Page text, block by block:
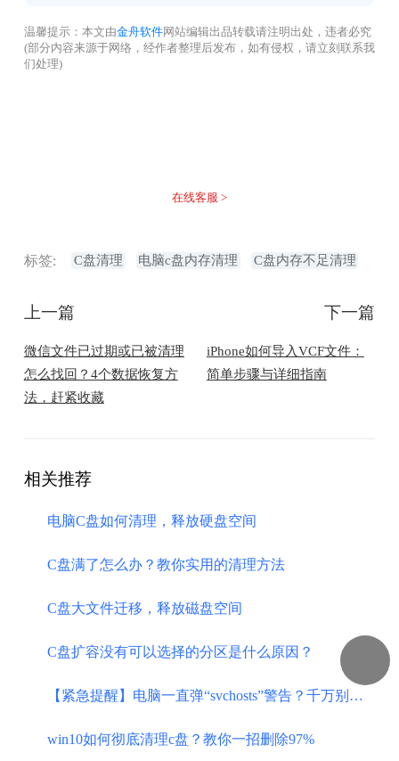
温馨提示：本文由金舟软件网站编辑出品转载请注明出处，违者必究
(部分内容来源于网络，经作者整理后发布，如有侵权，请立刻联系我
们处理)
在线客服 >
标签: C盘清理 电脑c盘内存清理 C盘内存不足清理
上一篇
微信文件已过期或已被清理
怎么找回？4个数据恢复方
法，赶紧收藏
下一篇
iPhone如何导入VCF文件：
简单步骤与详细指南
相关推荐
电脑C盘如何清理，释放硬盘空间
C盘满了怎么办？教你实用的清理方法
C盘大文件迁移，释放磁盘空间
​C盘扩容没有可以选择的分区是什么原因？
【紧急提醒】电脑一直弹“svchosts”警告？千万别点“是”！清理教程看这里
win10如何彻底清理c盘？教你一招删除97%